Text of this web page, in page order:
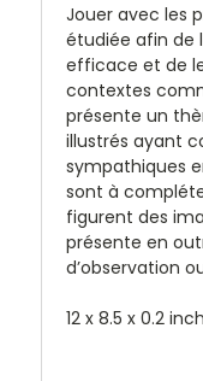
Jouer avec les
étudiée afin de
efficace et de
contextes
présente un
illustrés ayant
sympathiques
sont à
figurent des
présente en
d’observation
12 x 8.5 x 0.2